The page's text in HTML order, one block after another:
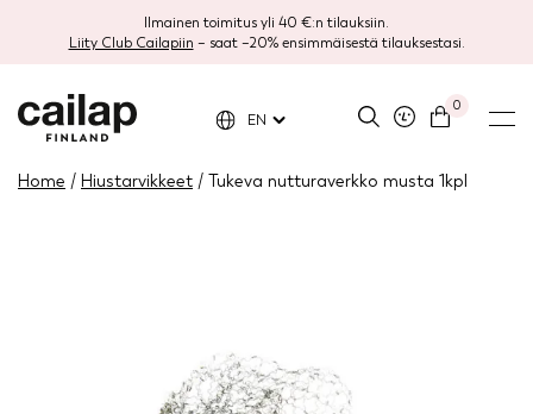
Ilmainen toimitus yli 40 €:n tilauksiin.
Liity Club Cailapiin – saat –20% ensimmäisestä tilauksestasi.
0
EN
Home / Hiustarvikkeet / Tukeva nutturaverkko musta 1kpl